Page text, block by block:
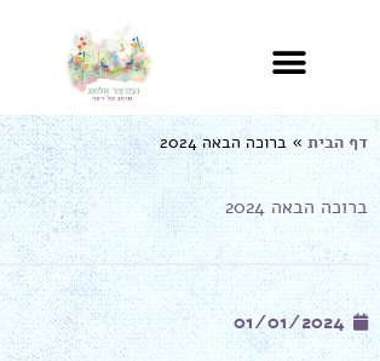
דף הבית»ברוכה הבאה 2024
ברוכה הבאה 2024
01/01/2024